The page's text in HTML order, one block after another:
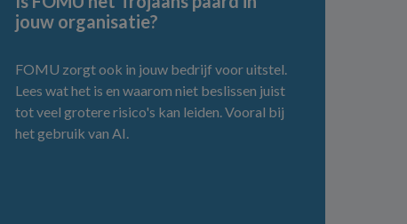
jouw organisatie?
FOMU zorgt ook in jouw bedrijf voor uitstel.
Lees wat het is en waarom niet beslissen juist
tot veel grotere risico's kan leiden. Vooral bij
het gebruik van AI.